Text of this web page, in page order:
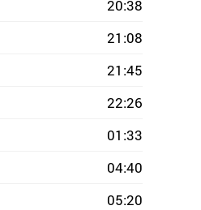
20:38
21:08
21:45
22:26
01:33
04:40
05:20